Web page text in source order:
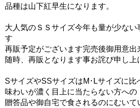
品種は山下紅早生になります。
大人気のＳＳサイズ今年も量が少ない
す
再販予定がございます完売後御用意出
随時、再販となります事お詫び申し上
SサイズやSSサイズはM･Lサイズに比
味わいが濃く目上に当たらない方への
贈答品や御自宅で食されるのにむいて